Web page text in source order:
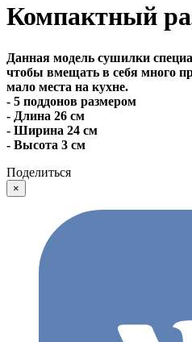
Компактный
Данная модель сушилки
чтобы вмещать в себя много
мало места на кухне.
- 5 поддонов размером
- Длина 26 см
- Ширина 24 см
- Высота 3 см
Поделиться
×